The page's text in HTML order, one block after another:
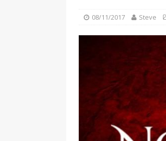
08/11/2017 Steve